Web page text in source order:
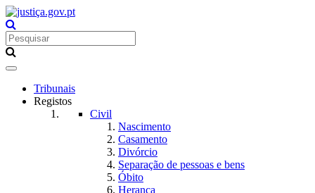
Toggle
navigationTribunais
Registos
Civil
Nascimento
Casamento
Divórcio
Separação de pessoas e bens
Óbito
Herança